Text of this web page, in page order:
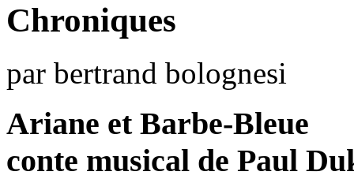
Chroniques
par bertrand bolognesi
Ariane et Barbe-Bleue
conte musical de Paul